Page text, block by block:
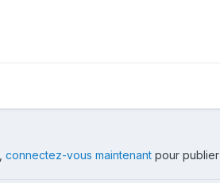
connectez-vous maintenant pour